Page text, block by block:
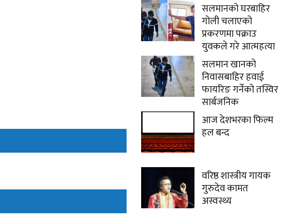
सलमानको घरबाहिर
गोली चलाएको
प्रकरणमा पक्राउ
युवकले गरे आत्महत्या
सलमान खानको
निवासबाहिर हवाई
फायरिङ गर्नेको तस्विर
सार्बजनिक
आज देशभरका फिल्म
हल बन्द
वरिष्ठ शास्त्रीय गायक
गुरुदेव कामत
अस्वस्थ्य